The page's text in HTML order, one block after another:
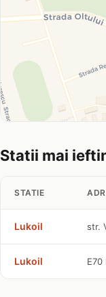
Statii mai
STATIE
Lukoil str.
Lukoil E70